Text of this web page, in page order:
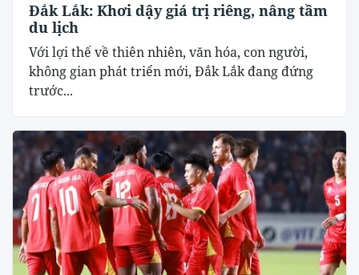
Đắk Lắk: Khơi dậy giá trị riêng, nâng tầm
du lịch
Với lợi thế về thiên nhiên, văn hóa, con người,
không gian phát triển mới, Đắk Lắk đang đứng
trước...